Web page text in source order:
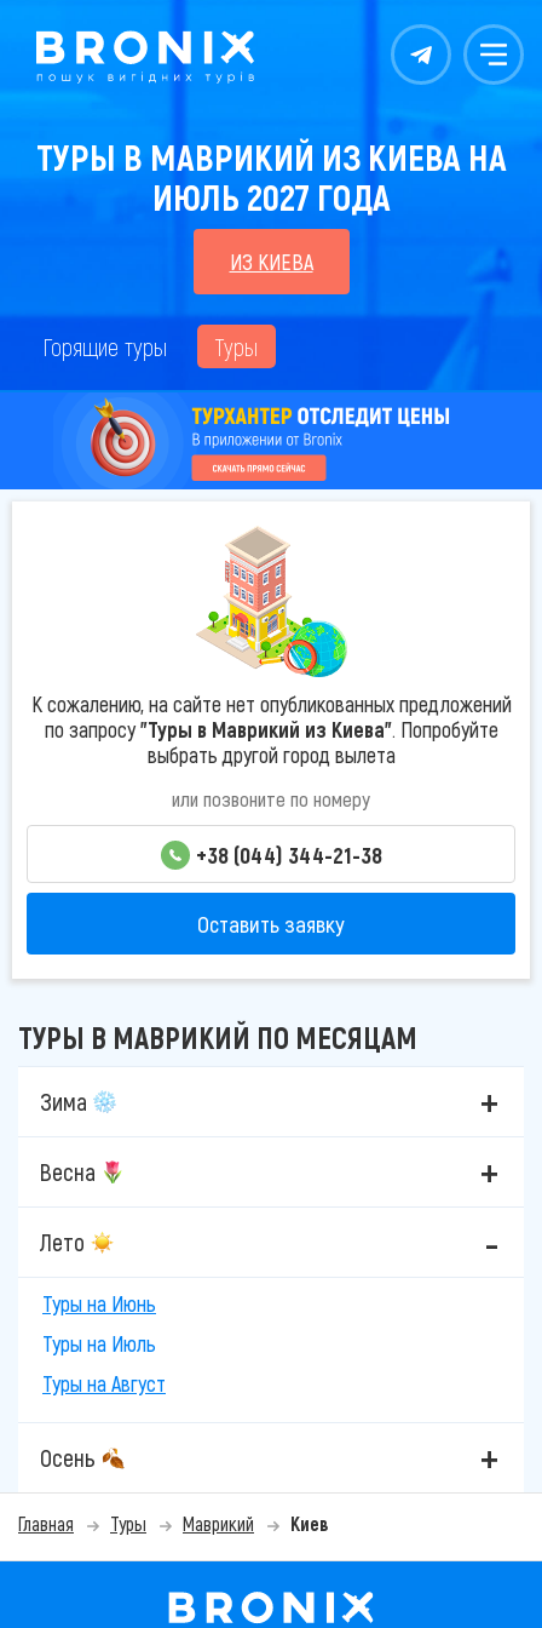
Контакты Меню
ТУРЫ В МАВРИКИЙ ИЗ КИЕВА НА
ИЮЛЬ 2027 ГОДА
ИЗ КИЕВА
Горящие туры Туры
К сожалению, на сайте нет опубликованных предложений
по запросу"Туры в Маврикий из Киева". Попробуйте
выбрать другой город вылета
или позвоните по номеру
+38 (044) 344-21-38
Оставить заявку
ТУРЫ В МАВРИКИЙ ПО МЕСЯЦАМ
Зима
Весна
Лето
Туры на Июнь
Туры на Июль
Туры на Август
Осень
Главная Туры Маврикий Киев